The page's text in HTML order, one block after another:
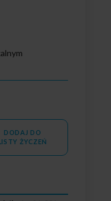
DODAJ DO
ŻYCZEŃ